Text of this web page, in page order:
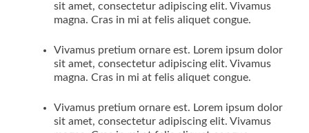
sit amet, consectetur adipiscing elit. Vivamus
magna. Cras in mi at felis aliquet congue.
Vivamus pretium ornare est. Lorem ipsum dolor
sit amet, consectetur adipiscing elit. Vivamus
magna. Cras in mi at felis aliquet congue.
Vivamus pretium ornare est. Lorem ipsum dolor
sit amet, consectetur adipiscing elit. Vivamus